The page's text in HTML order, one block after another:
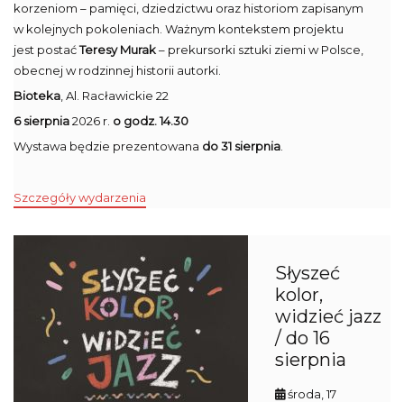
korzeniom – pamięci, dziedzictwu oraz historiom zapisanym
w kolejnych pokoleniach. Ważnym kontekstem projektu
jest postaćTeresy Murak– prekursorki sztuki ziemi w Polsce,
obecnej w rodzinnej historii autorki.
Bioteka , Al. Racławickie 22
6 sierpnia2026 r. o godz. 14.30
Wystawa będzie prezentowana do 31 sierpnia
Szczegóły wydarzenia
Słyszeć
kolor,
widzieć jazz
/ do 16
sierpnia
środa, 17